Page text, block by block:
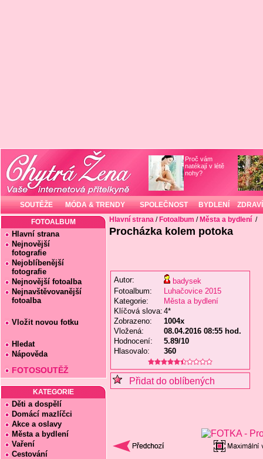
Proč vám
natékají v létě
nohy?
SOUTĚŽE MÓDA & TRENDY SPOLEČNOST BYDLENÍ ZDRAVÍ
FOTOALBUM
Hlavní strana
Nejnovější
fotografie
Nejoblíbenější
fotografie
Nejnovější fotoalba
Nejnavštěvovanější
fotoalba
Vložit novou fotku
Hledat
Nápověda
FOTOSOUTĚŽ
KATEGORIE
Děti a dospělí
Domácí mazlíčci
Akce a oslavy
Města a bydlení
Vaření
Cestování
Hlavní strana / Fotoalbum / Města a bydlení /
Procházka kolem potoka
Autor:
badysek
Fotoalbum:
Luhačovice 2015
Kategorie:
Města a bydlení
Klíčová slova: 4*
Zobrazeno:
1004x
Vložená:
08.04.2016 08:55 hod.
Hodnocení:
5.89/10
Hlasovalo:
360
Přidat do oblíbených